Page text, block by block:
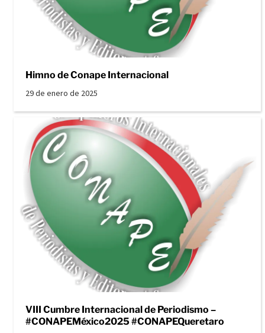
Himno de Conape Internacional
29 de enero de 2025
VIII Cumbre Internacional de Periodismo –
#CONAPEMéxico2025 #CONAPEQueretaro